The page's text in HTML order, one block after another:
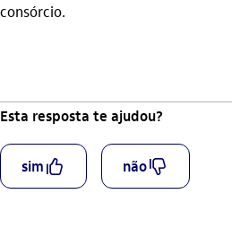
consórcio.
Esta resposta te ajudou?
simcurtir_outline nãodescurtir_outline